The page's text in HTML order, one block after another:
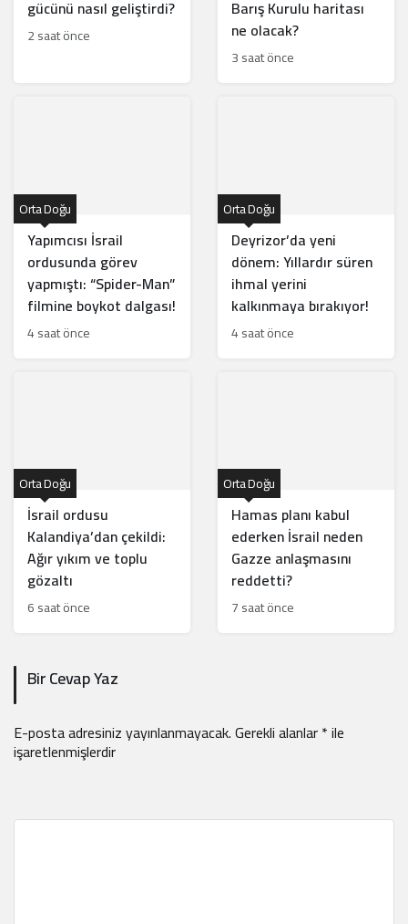
gücünü nasıl geliştirdi?
2 saat önce
Barış Kurulu haritası
ne olacak?
3 saat önce
Yapımcısı İsrail
ordusunda görev
yapmıştı: “Spider-Man”
filmine boykot dalgası!
Orta Doğu
4 saat önce
Deyrizor’da yeni
dönem: Yıllardır süren
ihmal yerini
kalkınmaya bırakıyor!
Orta Doğu
4 saat önce
İsrail ordusu
Kalandiya’dan çekildi:
Ağır yıkım ve toplu
gözaltı
Orta Doğu
6 saat önce
Hamas planı kabul
ederken İsrail neden
Gazze anlaşmasını
reddetti?
Orta Doğu
7 saat önce
Bir Cevap Yaz
E-posta adresiniz yayınlanmayacak.Gerekli alanlar*ile
işaretlenmişlerdir